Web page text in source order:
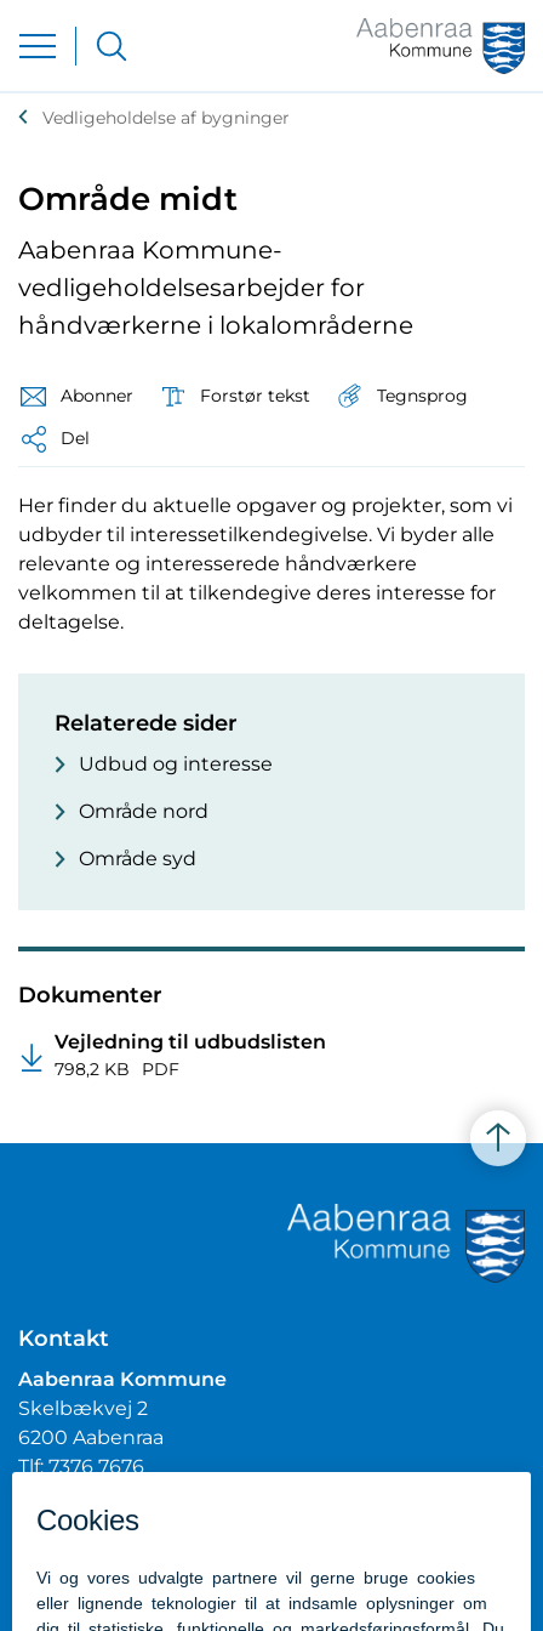
Vedligeholdelse af bygninger
Område midt
Aabenraa Kommune-
vedligeholdelsesarbejder for
håndværkerne i lokalområderne
Abonner Forstør tekst
Tegnsprog
Del
Her finder du aktuelle opgaver og projekter, som vi
udbyder til interessetilkendegivelse. Vi byder alle
relevante og interesserede håndværkere
velkommen til at tilkendegive deres interesse for
deltagelse.
Relaterede sider
Udbud og interesse
Område nord
Område syd
Dokumenter
Vejledning til udbudslisten
798,2 KB PDF
Kontakt
Aabenraa Kommune
Skelbækvej 2
6200 Aabenraa
Tlf: 7376 7676
CVR.nr.: 29189854
Genveje